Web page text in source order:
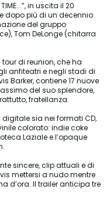
in uscita il 20
dopo più di un decennio
del gruppo
Tom DeLonge (chitarra
di reunion, che ha
anfiteatri e negli stadi di
Barker, contiene 17 nuove
del suo splendore,
fratellanza.
digitale sia nei formati CD,
colorato: indie coke
Laziale e l’opaque
sincere, clip attuali e di
mettersi a nudo mentre
d’ora. Il trailer anticipa tre